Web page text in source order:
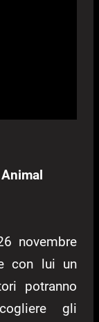
novembre
con lui un
potranno
gli